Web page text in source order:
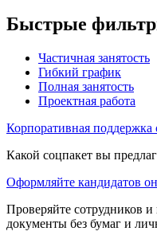
Быстрые
Частичная занятость
Гибкий график
Полная занятость
Проектная работа
Корпоративная поддержка
Какой соцпакет вы
Оформляйте кандидатов
Проверяйте сотрудников
документы без бумаг и